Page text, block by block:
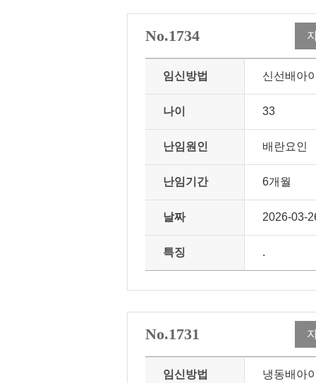
No.1734
임신방법 신선배아
나이 33
난임원인 배란요인
난임기간 6개월
날짜 2026-03-
특징 .
No.1731
임신방법 냉동배아